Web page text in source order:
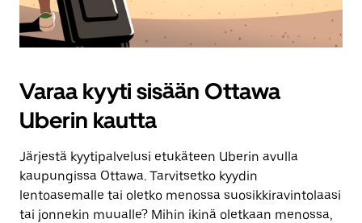
Varaa kyyti sisään Ottawa
Uberin kautta
Järjestä kyytipalvelusi etukäteen Uberin avulla
kaupungissa Ottawa. Tarvitsetko kyydin
lentoasemalle tai oletko menossa suosikkiravintolaasi
tai jonnekin muualle? Mihin ikinä oletkaan menossa,